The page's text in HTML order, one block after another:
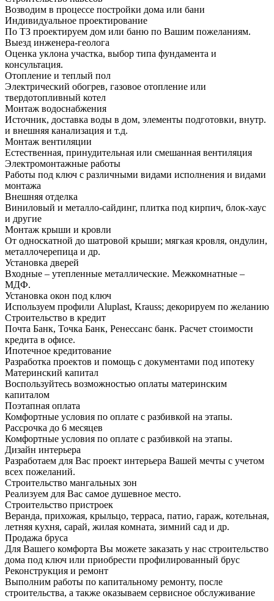
Возводим в процессе постройки дома или бани
Индивидуальное проектирование
По ТЗ проектируем дом или баню по Вашим пожеланиям.
Выезд инженера-геолога
Оценка уклона участка, выбор типа фундамента и
консультация.
Отопление и теплый пол
Электрический обогрев, газовое отопление или
твердотопливный котел
Монтаж водоснабжения
Источник, доставка воды в дом, элементы подготовки, внутр.
и внешняя канализация и т.д.
Монтаж вентиляции
Естественная, принудительная или смешанная вентиляция
Электромонтажные работы
Работы под ключ с различными видами исполнения и видами
монтажа
Внешняя отделка
Виниловый и металло-сайдинг, плитка под кирпич, блок-хаус
и другие
Монтаж крыши и кровли
От односкатной до шатровой крыши; мягкая кровля, ондулин,
металлочерепица и др.
Установка дверей
Входные – утепленные металлические. Межкомнатные –
МДФ.
Установка окон под ключ
Используем профили Aluplast, Krauss; декорируем по желанию
Строительство в кредит
Почта Банк, Точка Банк, Ренессанс банк. Расчет стоимости
кредита в офисе.
Ипотечное кредитование
Разработка проектов и помощь с документами под ипотеку
Материнский капитал
Воспользуйтесь возможностью оплаты материнским
капиталом
Поэтапная оплата
Комфортные условия по оплате с разбивкой на этапы.
Рассрочка до 6 месяцев
Комфортные условия по оплате с разбивкой на этапы.
Дизайн интерьера
Разработаем для Вас проект интерьера Вашей мечты с учетом
всех пожеланий.
Строительство мангальных зон
Реализуем для Вас самое душевное место.
Строительство пристроек
Веранда, прихожая, крыльцо, терраса, патио, гараж, котельная,
летняя кухня, сарай, жилая комната, зимний сад и др.
Продажа бруса
Для Вашего комфорта Вы можете заказать у нас строительство
дома под ключ или приобрести профилированный брус
Реконструкция и ремонт
Выполним работы по капитальному ремонту, после
строительства, а также оказываем сервисное обслуживание